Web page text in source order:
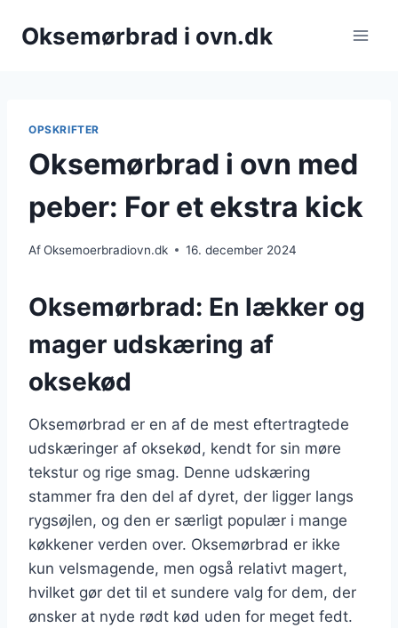
Oksemørbrad i ovn.dk
OPSKRIFTER
Oksemørbrad i ovn med
peber: For et ekstra kick
AfOksemoerbradiovn.dk 16. december 2024
Oksemørbrad: En lækker og
mager udskæring af
oksekød
Oksemørbrad er en af de mest eftertragtede
udskæringer af oksekød, kendt for sin møre
tekstur og rige smag. Denne udskæring
stammer fra den del af dyret, der ligger langs
rygsøjlen, og den er særligt populær i mange
køkkener verden over. Oksemørbrad er ikke
kun velsmagende, men også relativt magert,
hvilket gør det til et sundere valg for dem, der
ønsker at nyde rødt kød uden for meget fedt.